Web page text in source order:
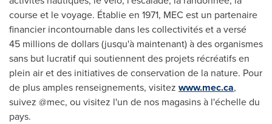
course et le voyage. Établie en 1971, MEC est un partenaire
financier incontournable dans les collectivités et a versé
45 millions de dollars (jusqu'à maintenant) à des organismes
sans but lucratif qui soutiennent des projets récréatifs en
plein air et des initiatives de conservation de la nature. Pour
de plus amples renseignements, visitez www.mec.ca,
suivez @mec, ou visitez l'un de nos magasins à l'échelle du
pays.